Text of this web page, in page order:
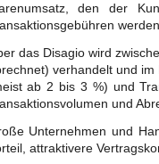
den der
das Disagio wird
verhandelt und
ab 2 bis 3 %) und
und
Unternehmen und
attraktivere